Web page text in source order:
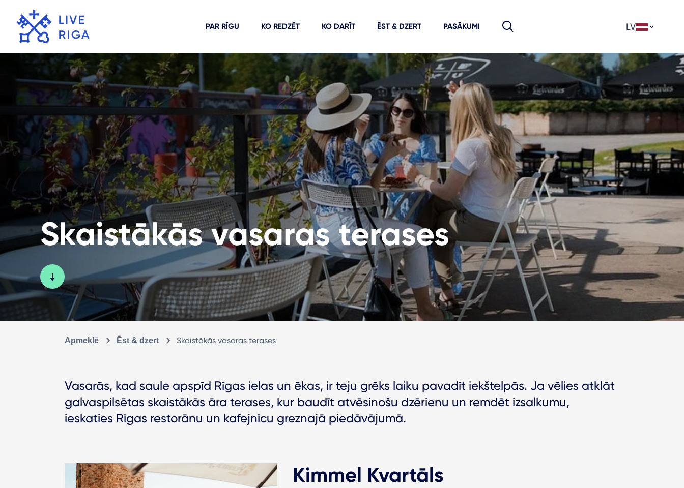
PAR RĪGU KO REDZĒT KO DARĪT ĒST & DZERT PASĀKUMI LV
Skaistākās vasaras terases
Apmeklē Ēst & dzert Skaistākās vasaras terases
Vasarās, kad saule apspīd Rīgas ielas un ēkas, ir teju grēks laiku pavadīt iekštelpās. Ja vēlies atklāt
galvaspilsētas skaistākās āra terases, kur baudīt atvēsinošu dzērienu un remdēt izsalkumu,
ieskaties Rīgas restorānu un kafejnīcu greznajā piedāvājumā.
Kimmel Kvartāls